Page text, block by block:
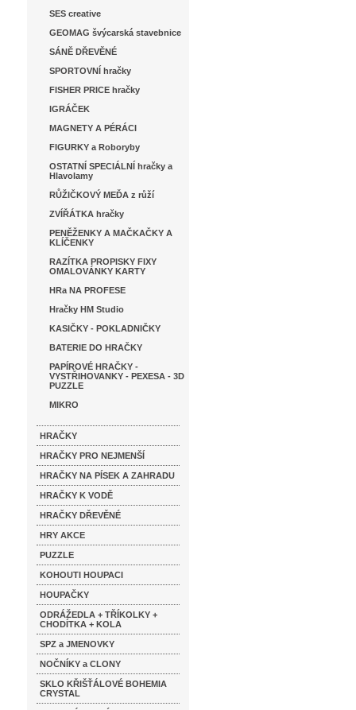
SES creative
GEOMAG švýcarská stavebnice
SÁNĚ DŘEVĚNÉ
SPORTOVNÍ hračky
FISHER PRICE hračky
IGRÁČEK
MAGNETY A PÉRÁCI
FIGURKY a Roboryby
OSTATNÍ SPECIÁLNÍ hračky a
Hlavolamy
RŮŽIČKOVÝ MEĎA z růží
ZVÍŘÁTKA hračky
PENĚŽENKY A MAČKAČKY A
KLÍČENKY
RAZÍTKA PROPISKY FIXY
OMALOVÁNKY KARTY
HRa NA PROFESE
Hračky HM Studio
KASIČKY - POKLADNIČKY
BATERIE DO HRAČKY
PAPÍROVÉ HRAČKY -
VYSTŘIHOVANKY - PEXESA - 3D
PUZZLE
MIKRO
HRAČKY
HRAČKY PRO NEJMENŠÍ
HRAČKY NA PÍSEK A ZAHRADU
HRAČKY K VODĚ
HRAČKY DŘEVĚNÉ
HRY AKCE
PUZZLE
KOHOUTI HOUPACI
HOUPAČKY
ODRÁŽEDLA + TŘÍKOLKY +
CHODÍTKA + KOLA
SPZ a JMENOVKY
NOČNÍKY a CLONY
SKLO KŘIŠŤÁLOVÉ BOHEMIA
CRYSTAL